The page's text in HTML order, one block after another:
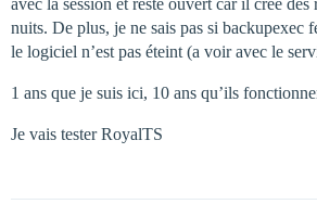
avec la session et reste ouvert car il crée des
nuits. De plus, je ne sais pas si backupexec
le logiciel n’est pas éteint (a voir avec le
1 ans que je suis ici, 10 ans qu’ils
Je vais tester RoyalTS